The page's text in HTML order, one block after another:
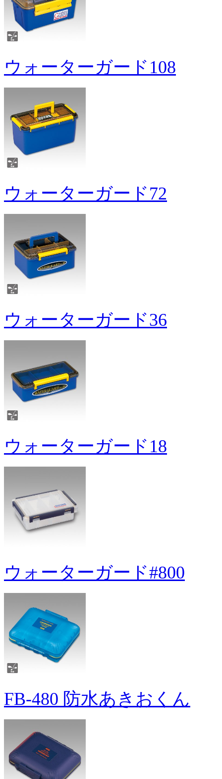
ウォーターガード108
ウォーターガード72
ウォーターガード36
ウォーターガード18
ウォーターガード#800
FB-480 防水あきおくん